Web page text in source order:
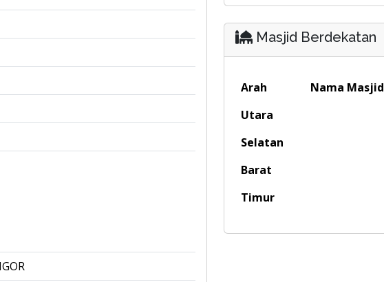
Masjid Berdekatan
Arah Nama Masjid
Utara
Selatan
Barat
Timur